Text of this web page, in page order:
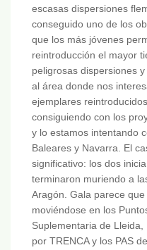
escasas dispersiones
conseguido uno de los
que los más jóvenes
reintroducción el mayor
peligrosas dispersiones
al área donde nos
ejemplares
consiguiendo con los
y lo estamos intentando
Baleares y Navarra. El
significativo: los dos
terminaron muriendo a
Aragón. Gala parece
moviéndose en los
Suplementaria de
por TRENCA y los PAS